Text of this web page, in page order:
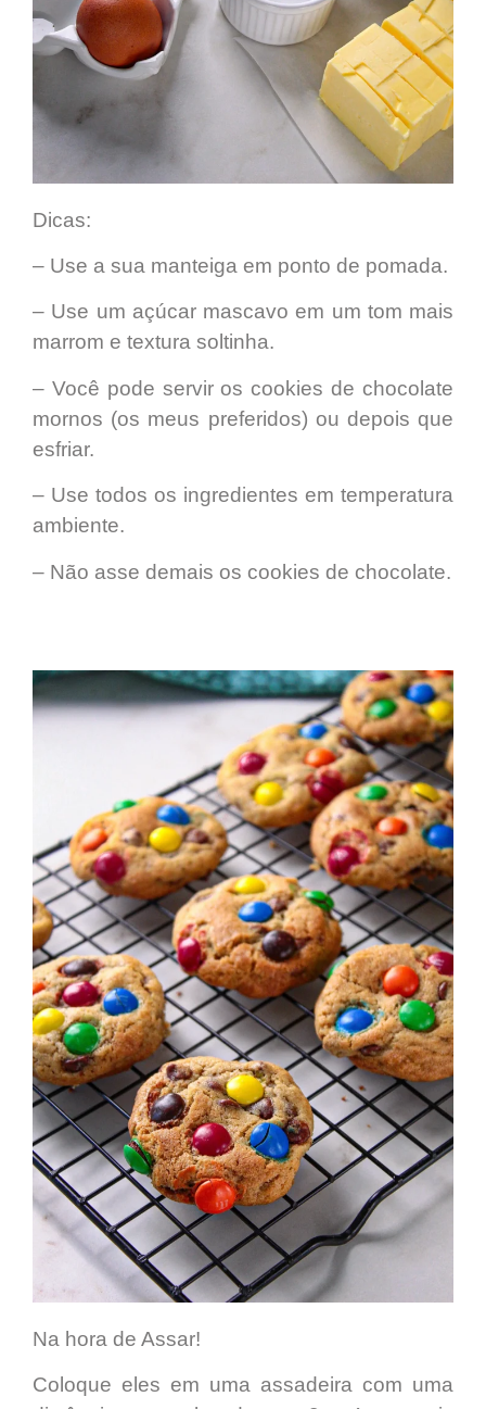
Dicas:
– Use a sua manteiga em ponto de pomada.
– Use um açúcar mascavo em um tom mais
marrom e textura soltinha.
– Você pode servir os cookies de chocolate
mornos (os meus preferidos) ou depois que
esfriar.
– Use todos os ingredientes em temperatura
ambiente.
– Não asse demais os cookies de chocolate.
Na hora de Assar!
Coloque eles em uma assadeira com uma